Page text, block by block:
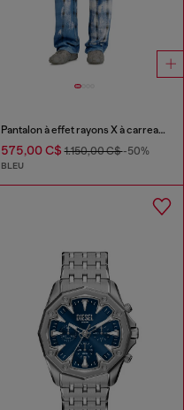
Pantalon à effet rayons X à carreaux
575,00 C$1.150,00 C$-50%
BLEU